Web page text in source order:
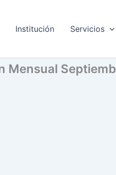
Institución Servicios
Mensual